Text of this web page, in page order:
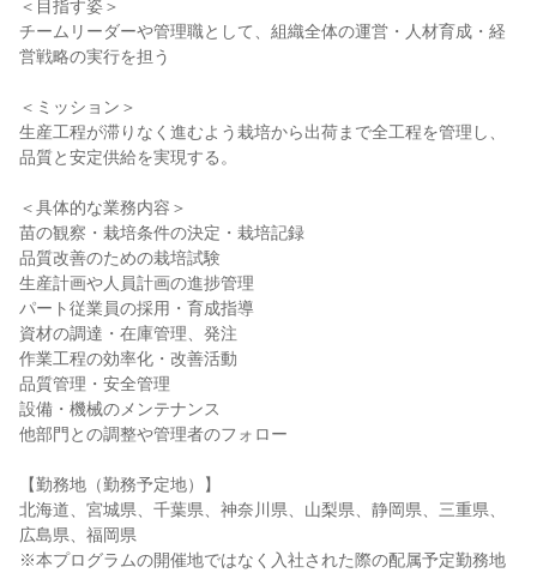
＜目指す姿＞
チームリーダーや管理職として、組織全体の運営・人材育成・経
営戦略の実行を担う
＜ミッション＞
生産工程が滞りなく進むよう栽培から出荷まで全工程を管理し、
品質と安定供給を実現する。
＜具体的な業務内容＞
苗の観察・栽培条件の決定・栽培記録
品質改善のための栽培試験
生産計画や人員計画の進捗管理
パート従業員の採用・育成指導
資材の調達・在庫管理、発注
作業工程の効率化・改善活動
品質管理・安全管理
設備・機械のメンテナンス
他部門との調整や管理者のフォロー
【勤務地（勤務予定地）】
北海道、宮城県、千葉県、神奈川県、山梨県、静岡県、三重県、
広島県、福岡県
※本プログラムの開催地ではなく入社された際の配属予定勤務地